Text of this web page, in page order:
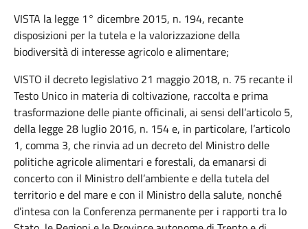
VISTA la legge 1° dicembre 2015, n. 194, recante
disposizioni per la tutela e la valorizzazione della
biodiversità di interesse agricolo e alimentare;
VISTO il decreto legislativo 21 maggio 2018, n. 75 recante il
Testo Unico in materia di coltivazione, raccolta e prima
trasformazione delle piante officinali, ai sensi dell’articolo 5,
della legge 28 luglio 2016, n. 154 e, in particolare, l’articolo
1, comma 3, che rinvia ad un decreto del Ministro delle
politiche agricole alimentari e forestali, da emanarsi di
concerto con il Ministro dell’ambiente e della tutela del
territorio e del mare e con il Ministro della salute, nonché
d’intesa con la Conferenza permanente per i rapporti tra lo